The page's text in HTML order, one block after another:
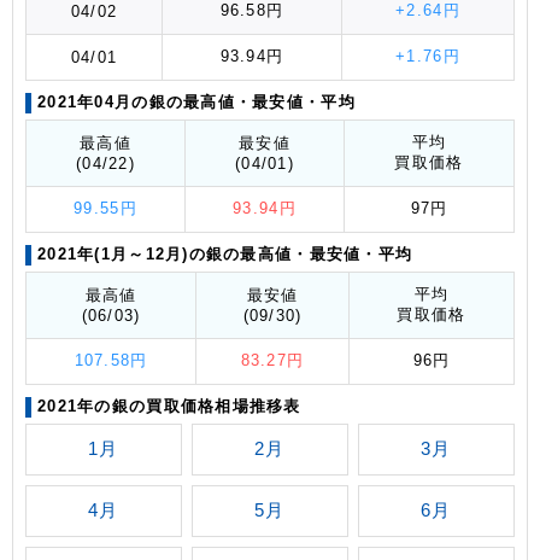
04/02 96.58円 +2.64円
04/01 93.94円 +1.76円
2021年04月の銀の最高値 ・最安値 ・平均
最高値
(04/22)
最安値
(04/01)
平均
買取価格
99.55円 93.94円 97円
2021年(1月～12月)の銀の最高値 ・最安値 ・平均
最高値
(06/03)
最安値
(09/30)
平均
買取価格
107.58円 83.27円 96円
2021年の銀の買取価格相場推移表
1月 2月 3月
4月 5月 6月